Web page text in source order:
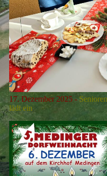
17. Dezember 2025 -
lädt ein